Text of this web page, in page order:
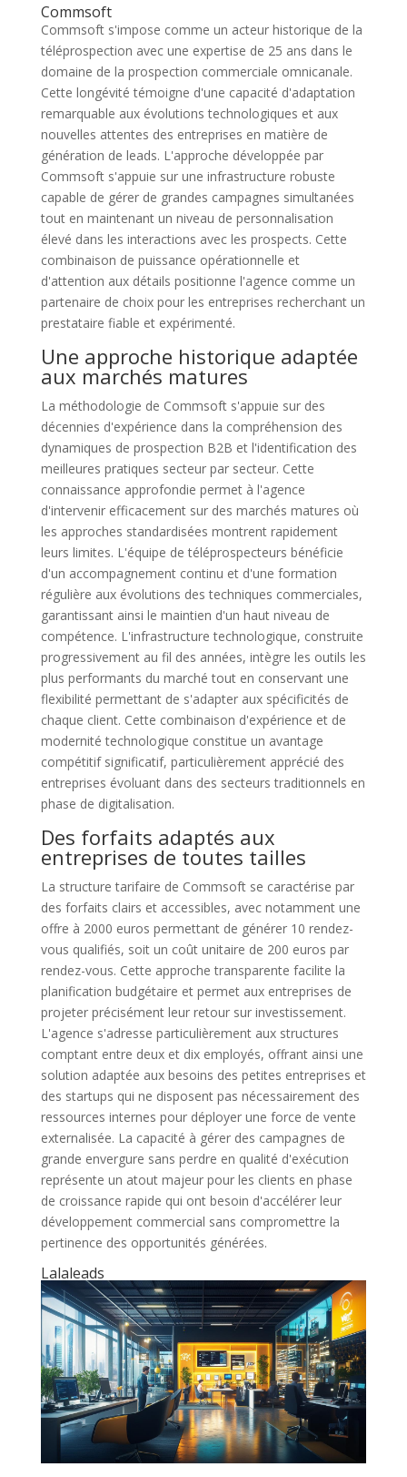
Commsoft
Commsoft s'impose comme un acteur historique de la
téléprospection avec une expertise de 25 ans dans le
domaine de la prospection commerciale omnicanale.
Cette longévité témoigne d'une capacité d'adaptation
remarquable aux évolutions technologiques et aux
nouvelles attentes des entreprises en matière de
génération de leads. L'approche développée par
Commsoft s'appuie sur une infrastructure robuste
capable de gérer de grandes campagnes simultanées
tout en maintenant un niveau de personnalisation
élevé dans les interactions avec les prospects. Cette
combinaison de puissance opérationnelle et
d'attention aux détails positionne l'agence comme un
partenaire de choix pour les entreprises recherchant un
prestataire fiable et expérimenté.
Une approche historique adaptée
aux marchés matures
La méthodologie de Commsoft s'appuie sur des
décennies d'expérience dans la compréhension des
dynamiques de prospection B2B et l'identification des
meilleures pratiques secteur par secteur. Cette
connaissance approfondie permet à l'agence
d'intervenir efficacement sur des marchés matures où
les approches standardisées montrent rapidement
leurs limites. L'équipe de téléprospecteurs bénéficie
d'un accompagnement continu et d'une formation
régulière aux évolutions des techniques commerciales,
garantissant ainsi le maintien d'un haut niveau de
compétence. L'infrastructure technologique, construite
progressivement au fil des années, intègre les outils les
plus performants du marché tout en conservant une
flexibilité permettant de s'adapter aux spécificités de
chaque client. Cette combinaison d'expérience et de
modernité technologique constitue un avantage
compétitif significatif, particulièrement apprécié des
entreprises évoluant dans des secteurs traditionnels en
phase de digitalisation.
Des forfaits adaptés aux
entreprises de toutes tailles
La structure tarifaire de Commsoft se caractérise par
des forfaits clairs et accessibles, avec notamment une
offre à 2000 euros permettant de générer 10 rendez-
vous qualifiés, soit un coût unitaire de 200 euros par
rendez-vous. Cette approche transparente facilite la
planification budgétaire et permet aux entreprises de
projeter précisément leur retour sur investissement.
L'agence s'adresse particulièrement aux structures
comptant entre deux et dix employés, offrant ainsi une
solution adaptée aux besoins des petites entreprises et
des startups qui ne disposent pas nécessairement des
ressources internes pour déployer une force de vente
externalisée. La capacité à gérer des campagnes de
grande envergure sans perdre en qualité d'exécution
représente un atout majeur pour les clients en phase
de croissance rapide qui ont besoin d'accélérer leur
développement commercial sans compromettre la
pertinence des opportunités générées.
Lalaleads